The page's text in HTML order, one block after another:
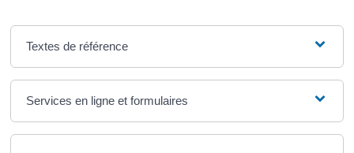
Textes de référence
Services en ligne et formulaires